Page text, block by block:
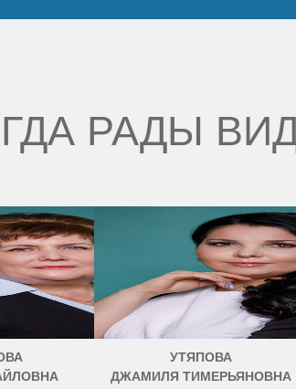
РАДЫ
УТЯПОВА
ДЖАМИЛЯ ТИМЕРЬЯНОВНА